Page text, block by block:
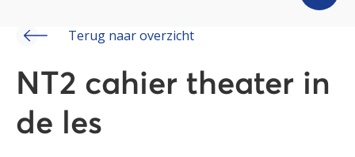
Terug naar overzicht
NT2 cahier theater in
de les